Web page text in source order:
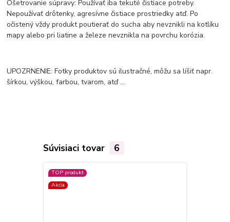
Ošetrovanie súpravy: Používať iba tekuté čistiace potreby.
Nepoužívať drôtenky, agresívne čistiace prostriedky atď. Po
očistený vždy produkt poutierať do sucha aby nevznikli na kotlíku
mapy alebo pri liatine a železe nevznikla na povrchu korózia.
UPOZRNENIE: Fotky produktov sú ilustračné, môžu sa líšiť napr.
šírkou, výškou, farbou, tvarom, atď ...
Súvisiaci tovar 6
TOP produkt
Akcia